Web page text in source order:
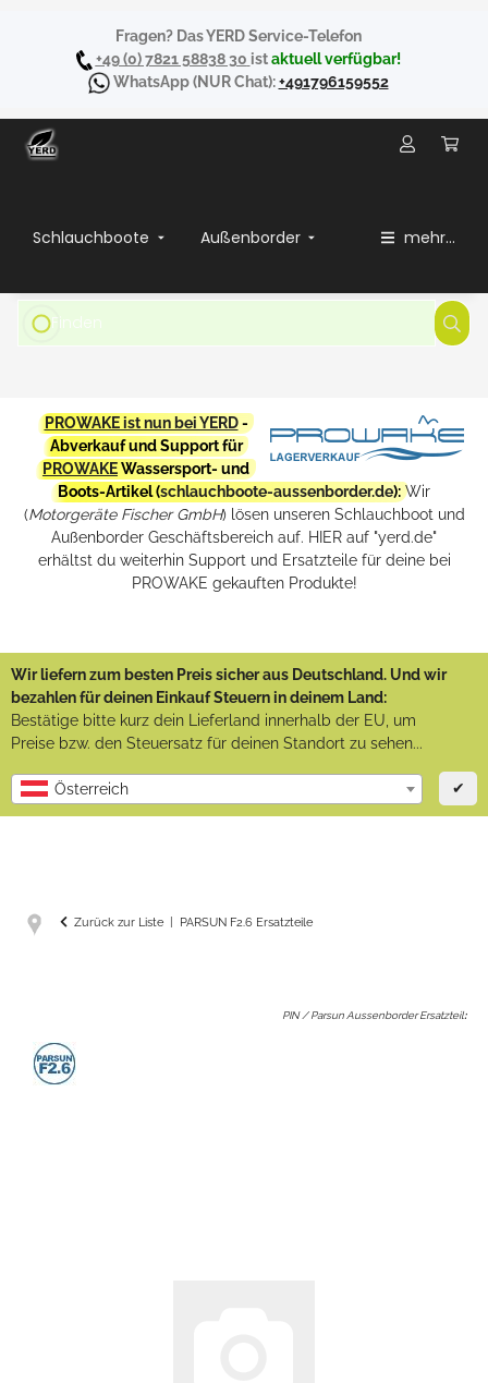
Fragen? Das YERD Service-Telefon
+49 (0) 7821 58838 30 istaktuell verfügbar!
WhatsApp(NUR Chat):+491796159552
Schlauchboote Außenborder mehr...
PROWAKE ist nun bei YERD-
Abverkauf und Support für
PROWAKEWassersport- und
Boots-Artikel (schlauchboote-aussenborder.de): Wir
(Motorgeräte Fischer GmbH) lösen unseren Schlauchboot und
Außenborder Geschäftsbereich auf. HIER auf "yerd.de"
erhältst du weiterhin Support und Ersatzteile für deine bei
PROWAKE gekauften Produkte!
Wir liefern zum besten Preis sicher aus Deutschland. Und wir
bezahlen für deinen Einkauf Steuern in deinem Land:
Bestätige bitte kurz dein Lieferland innerhalb der EU, um
Preise bzw. den Steuersatz für deinen Standort zu sehen...
Österreich ✔
Zurück zur Liste PARSUN F2.6 Ersatzteile
PIN / Parsun Aussenborder Ersatzteil: